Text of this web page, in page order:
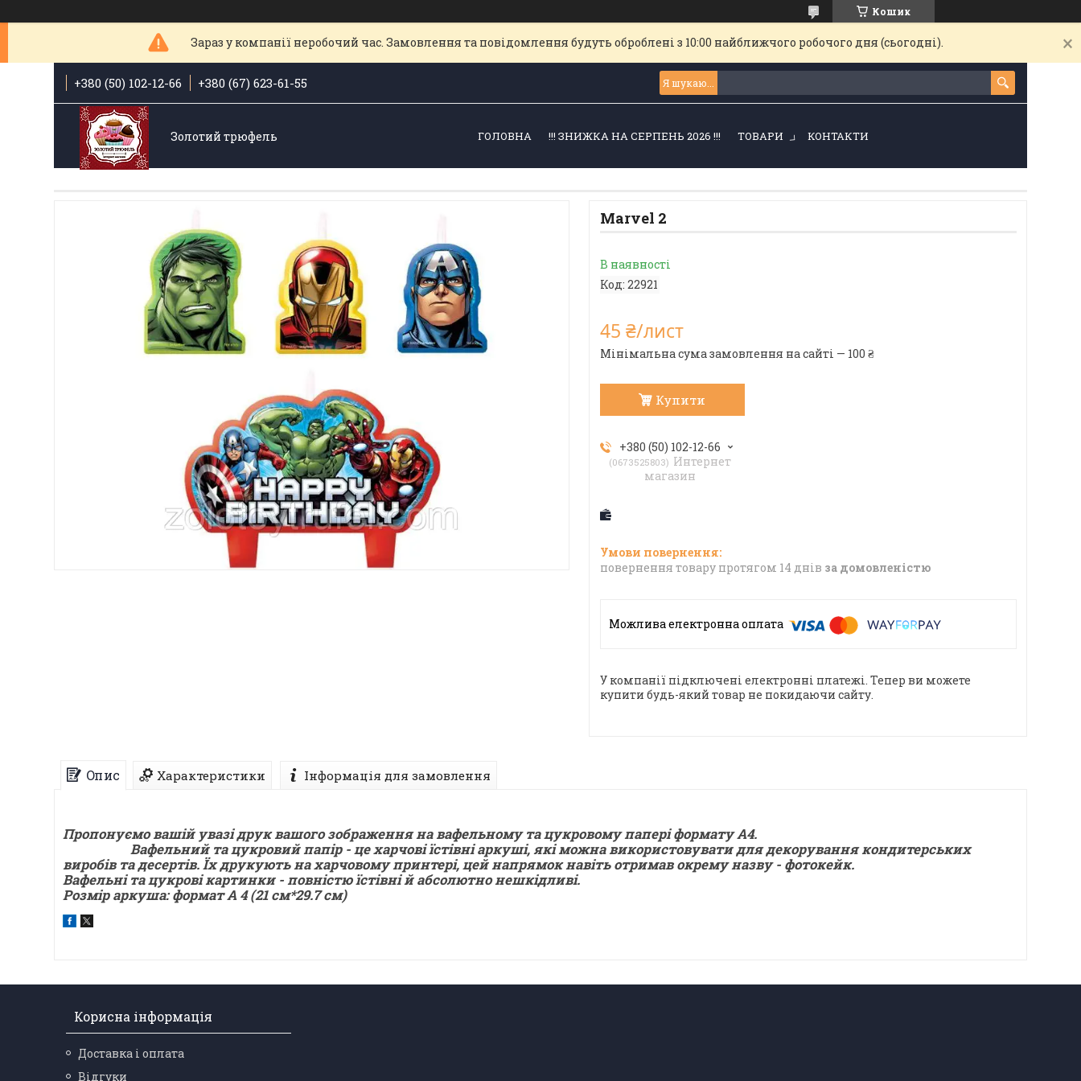
Кошик
Зараз у компанії неробочий час. Замовлення та повідомлення будуть оброблені з 10:00 найближчого робочого дня (сьогодні).
+380 (50) 102-12-66 +380 (67) 623-61-55
Золотий трюфель ГОЛОВНА !!! ЗНИЖКА НА СЕРПЕНЬ 2026 !!! ТОВАРИ КОНТАКТИ
Marvel 2
В наявності
Код: 22921
45 ₴/лист
Мінімальна сума замовлення на сайті — 100 ₴
Купити
+380 (50) 102-12-66
0673525803
Интернет
магазин
повернення товару протягом 14 днів за домовленістю
У компанії підключені електронні платежі. Тепер ви можете
купити будь-який товар не покидаючи сайту.
Опис Характеристики Інформація для замовлення
Пропонуємо вашій увазі друк вашого зображення на вафельному та цукровому папері формату А4.
Вафельний та цукровий папір - це харчові їстівні аркуші, які можна використовувати для декорування кондитерських
виробів та десертів. Їх друкують на харчовому принтері, цей напрямок навіть отримав окрему назву - фотокейк.
Вафельні та цукрові картинки - повністю їстівні й абсолютно нешкідливі.
Розмір аркуша: формат А 4 (21 см*29.7 см)
Корисна інформація
Доставка і оплата
Відгуки